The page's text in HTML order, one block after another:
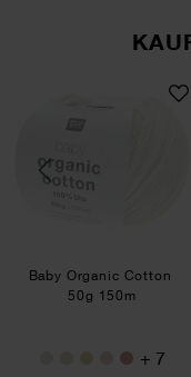
dk A Luxury Touch
Baby
Baby Organic Cotton
50g 150m
+ 7